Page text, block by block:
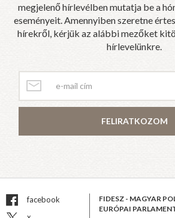
megjelenő hírlevélben mutatja be a
eseményeit. Amennyiben szeretne
hírekről, kérjük az alábbi mezőket
hírlevelünkre.
FELIRATKOZOM
facebook
FIDESZ - MAGYAR
EURÓPAI